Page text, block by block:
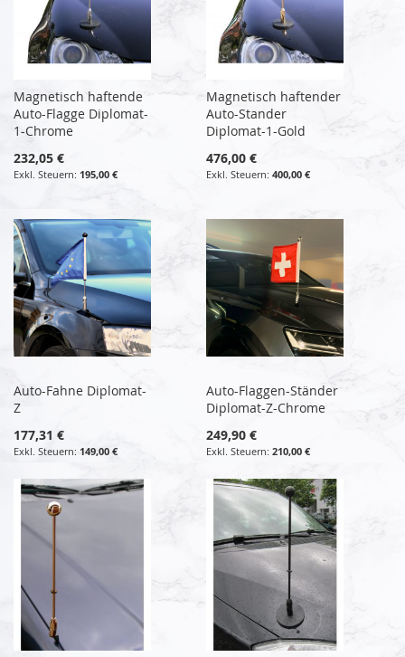
Magnetisch haftende
Auto-Flagge Diplomat-
1-Chrome
232,05 €
195,00 €
Magnetisch haftender
Auto-Stander
Diplomat-1-Gold
476,00 €
400,00 €
Auto-Fahne Diplomat-
Z
177,31 €
149,00 €
Auto-Flaggen-Ständer
Diplomat-Z-Chrome
249,90 €
210,00 €